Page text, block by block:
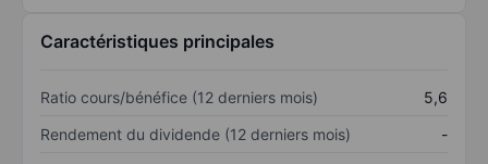
Caractéristiques principales
Ratio cours/bénéfice (12 derniers mois)
5,6
Rendement du dividende (12 derniers mois)
-